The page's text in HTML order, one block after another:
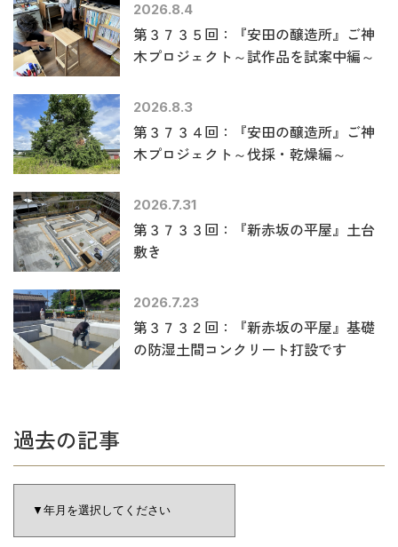
2026.8.4
第３７３５回：『安田の醸造所』ご神
木プロジェクト～試作品を試案中編～
2026.8.3
第３７３４回：『安田の醸造所』ご神
木プロジェクト～伐採・乾燥編～
2026.7.31
第３７３３回：『新赤坂の平屋』土台
敷き
2026.7.23
第３７３２回：『新赤坂の平屋』基礎
の防湿土間コンクリート打設です
過去の記事